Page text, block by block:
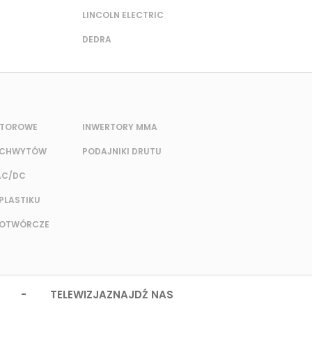
LINCOLN ELECTRIC
DEDRA
DC
INWERTORY MMA
PODAJNIKI DRUTU
- TELEWIZJAZNAJDŹ NAS